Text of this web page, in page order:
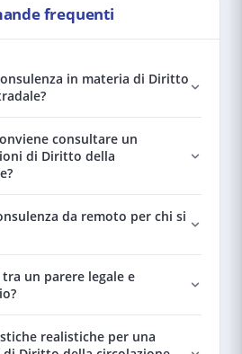
frequenti
in materia di Diritto
consultare un
di Diritto della
da remoto per chi si
un parere legale e
realistiche per una